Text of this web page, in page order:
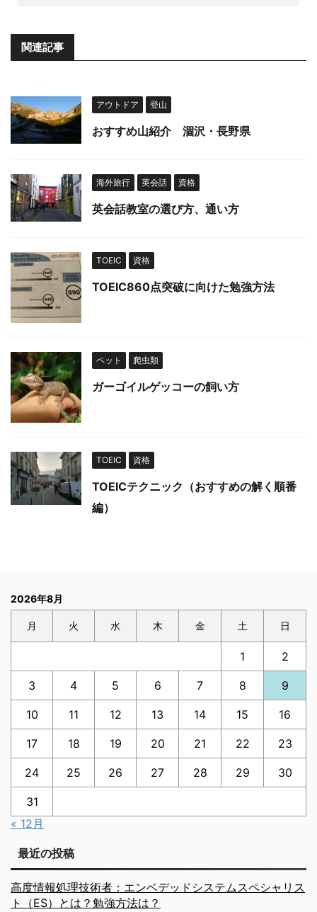
関連記事
アウトドア 登山
おすすめ山紹介 涸沢・長野県
海外旅行 英会話 資格
英会話教室の選び方、通い方
TOEIC 資格
TOEIC860点突破に向けた勉強方法
ペット 爬虫類
ガーゴイルゲッコーの飼い方
TOEIC 資格
TOEICテクニック（おすすめの解く順番
編）
2026年8月
月 火 水 木 金 土 日
1 2
3 4 5 6 7 8 9
10 11 12 13 14 15 16
17 18 19 20 21 22 23
24 25 26 27 28 29 30
31
« 12月
最近の投稿
高度情報処理技術者：エンベデッドシステムスペシャリス
ト（ES）とは？勉強方法は？